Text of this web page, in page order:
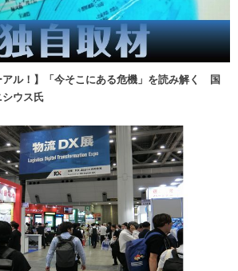
アル！】「今そこにある危機」を読み解く 国
ウス氏